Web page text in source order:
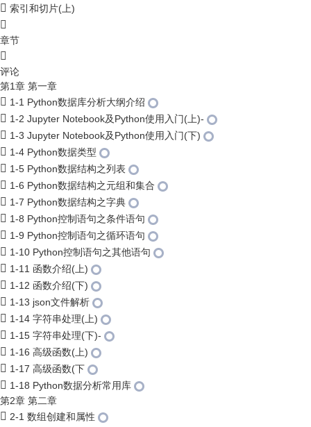
索引和切片(上)
章节
评论
第1章 第一章
1-1 Python数据库分析大纲介绍
1-2 Jupyter Notebook及Python使用入门(上)-
1-3 Jupyter Notebook及Python使用入门(下)
1-4 Python数据类型
1-5 Python数据结构之列表
1-6 Python数据结构之元组和集合
1-7 Python数据结构之字典
1-8 Python控制语句之条件语句
1-9 Python控制语句之循环语句
1-10 Python控制语句之其他语句
1-11 函数介绍(上)
1-12 函数介绍(下)
1-13 json文件解析
1-14 字符串处理(上)
1-15 字符串处理(下)-
1-16 高级函数(上)
1-17 高级函数(下
1-18 Python数据分析常用库
第2章 第二章
2-1 数组创建和属性